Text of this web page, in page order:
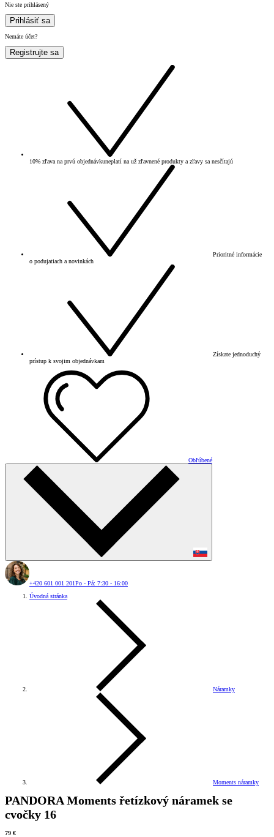
Nie ste prihlásený
Prihlásiť sa
Nemáte účet?
Registrujte sa
10% zľava na prvú objednávkuneplatí na už zľavnené produkty a zľavy sa nesčítajú
Prioritné informácie
o podujatiach a novinkách
Získate jednoduchý
prístup k svojim objednávkam
Obľúbené
+420 601 001 201Po - Pá: 7:30 - 16:00
Úvodná stránka
Náramky
Moments náramky
PANDORA Moments řetízkový náramek se
cvočky 16
79 €